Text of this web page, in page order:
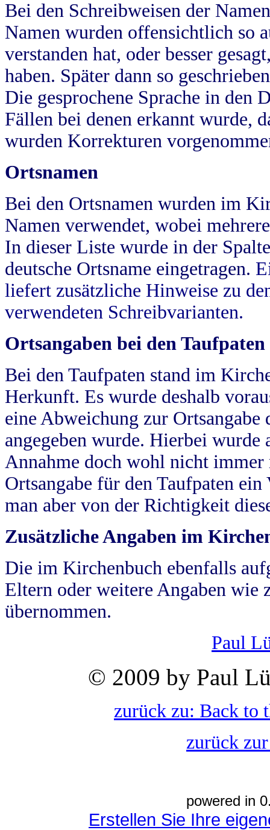
Bei den Schreibweisen der
Namen wurden offensichtlich so
verstanden hat, oder besser
haben. Später dann so
Die gesprochene Sprache in
Fällen bei denen erkannt wurde,
wurden Korrekturen
Ortsnamen
Bei den Ortsnamen wurden im
Namen verwendet, wobei
In dieser Liste wurde in der
deutsche Ortsname eingetragen.
liefert zusätzliche Hinweise zu
verwendeten Schreibvarianten.
Ortsangaben bei den Taufpaten
Bei den Taufpaten stand im
Herkunft. Es wurde deshalb
eine Abweichung zur
angegeben wurde. Hierbei wurde
Annahme doch wohl nicht
Ortsangabe für den Taufpaten
man aber von der Richtigkeit
Zusätzliche Angaben im
Die im Kirchenbuch ebenfalls
Eltern oder weitere Angaben wie
übernommen.
Paul
© 2009 by Paul
zurück zu: Back to
zurück
powered in
Erstellen Sie Ihre